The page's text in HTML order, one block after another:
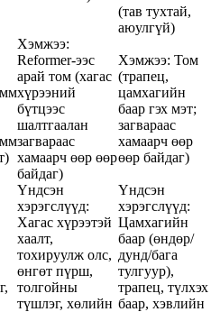
(тав тухтай,
аюулгүй)
Хэмжээ:
Reformer-ээс
арай том (хагас
хүрээний
бүтцээс
шалтгаалан
загвараас
хамаарч өөр өөр
байдаг)
Хэмжээ: Том
(трапец,
цамхагийн
баар гэх мэт;
загвараас
хамаарч өөр
өөр байдаг)
Үндсэн
хэрэгслүүд:
Хагас хүрээтэй
хаалт,
тохируулж олс,
өнгөт пүрш,
толгойны
түшлэг, хөлийн
Үндсэн
хэрэгслүүд:
Цамхагийн
баар (өндөр/
дунд/бага
тулгуур),
трапец, түлхэх
баар, хэвлийн